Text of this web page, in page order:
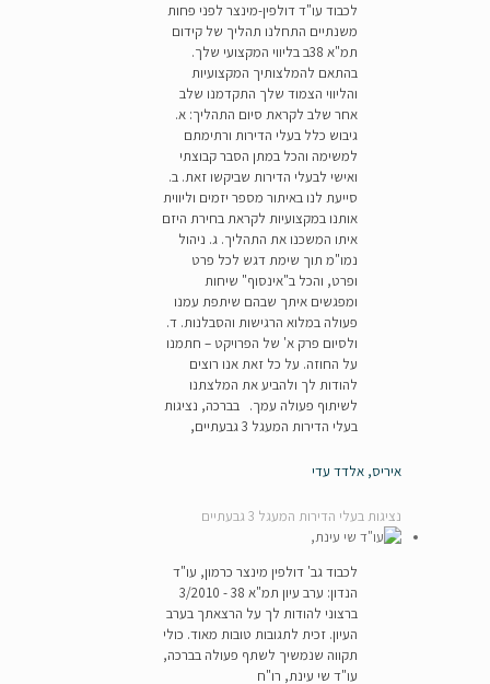
לכבוד עו"ד דולפין-מינצר לפני פחות
משנתיים התחלנו תהליך של קידום
תמ"א 38ב בליווי המקצועי שלך.
בהתאם להמלצותיך המקצועיות
והליווי הצמוד שלך התקדמנו שלב
אחר שלב לקראת סיום התהליך: א.
גיבוש כלל בעלי הדירות ורתימתם
למשימה והכל במתן הסבר קבוצתי
ואישי לבעלי הדירות שביקשו זאת. ב.
סייעת לנו באיתור מספר יזמים וליווית
אותנו במקצועיות לקראת בחירת היזם
איתו המשכנו את התהליך. ג. ניהול
נמו"מ תוך שימת דגש לכל פרט
ופרט, והכל ב"אינסוף" שיחות
ומפגשים איתך שבהם שיתפת עמנו
פעולה במלוא הרגישות והסבלנות. ד.
ולסיום פרק א' של הפרויקט – חתמנו
על החוזה. על כל זאת אנו רוצים
להודות לך ולהביע את המלצתנו
לשיתוף פעולה עמך. בברכה, נציגות
בעלי הדירות המעגל 3 גבעתיים,
איריס, אלדד עדי
נציגות בעלי הדירות המעגל 3 גבעתיים
לכבוד גב' דולפין מינצר כרמון, עו"ד
הנדון: ערב עיון תמ"א 38 - 3/2010
ברצוני להודות לך על הרצאתך בערב
העיון. זכית לתגובות טובות מאוד. כולי
תקווה שנמשיך לשתף פעולה בברכה,
עו"ד שי עינת, רו"ח